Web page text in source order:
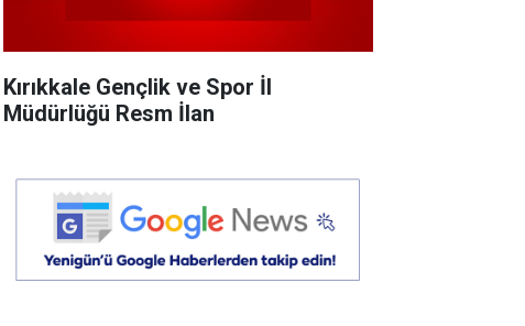
Kırıkkale Gençlik ve Spor İl
Müdürlüğü Resm İlan